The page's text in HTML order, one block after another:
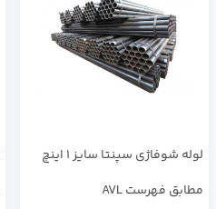
لوله شوفاژی سپنتا سایز 1 اینچ
مطابق فهرست AVL